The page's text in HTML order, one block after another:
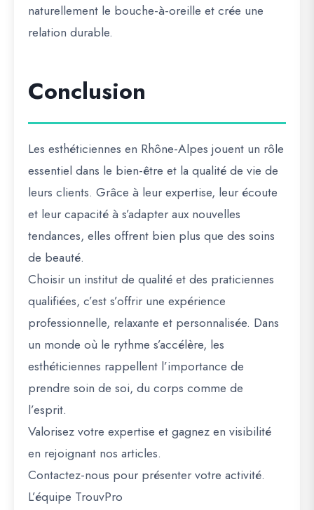
naturellement le bouche-à-oreille et crée une
relation durable.
Conclusion
Les esthéticiennes en Rhône-Alpes jouent un rôle
essentiel dans le bien-être et la qualité de vie de
leurs clients. Grâce à leur expertise, leur écoute
et leur capacité à s’adapter aux nouvelles
tendances, elles offrent bien plus que des soins
de beauté.
Choisir un institut de qualité et des praticiennes
qualifiées, c’est s’offrir une expérience
professionnelle, relaxante et personnalisée. Dans
un monde où le rythme s’accélère, les
esthéticiennes rappellent l’importance de
prendre soin de soi, du corps comme de
l’esprit.
Valorisez votre expertise et gagnez en visibilité
en rejoignant nos articles.
Contactez-nous pour présenter votre activité.
L’équipe TrouvPro